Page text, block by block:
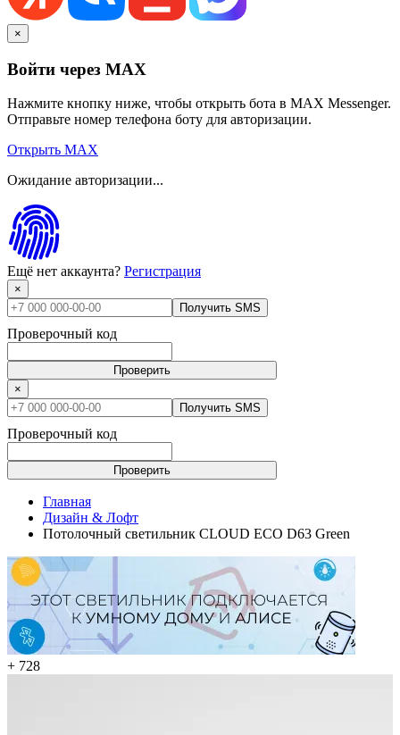
×
Войти через MAX
Нажмите кнопку ниже, чтобы открыть бота в MAX Messenger.
Отправьте номер телефона боту для авторизации.
Открыть MAX
Ожидание авторизации...
Ещё нет аккаунта? Регистрация
×
Получить SMS
Проверочный код
Проверить
×
Получить SMS
Проверочный код
Проверить
Главная
Дизайн & Лофт
Потолочный светильник CLOUD ECO D63 Green
+ 728